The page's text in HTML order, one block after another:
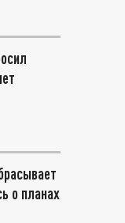
о планах